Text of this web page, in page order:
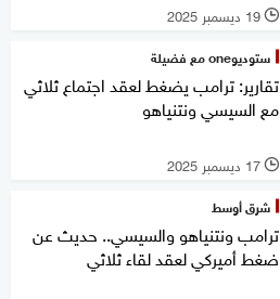
l 19 ديسمبر 2025
ستوديوone مع فضيلة
تقارير: ترامب يضغط لعقد اجتماع ثلاثي
مع السيسي ونتنياهو
l 17 ديسمبر 2025
شرق أوسط
ترامب ونتنياهو والسيسي.. حديث عن
ضغط أميركي لعقد لقاء ثلاثي